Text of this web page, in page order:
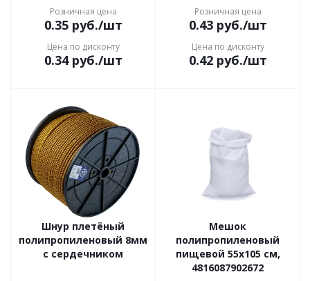
Розничная цена
0.35руб./шт
Цена по дисконту
0.34руб./шт
Розничная цена
0.43руб./шт
Цена по дисконту
0.42руб./шт
Шнур плетёный
полипропиленовый 8мм
с сердечником
Мешок
полипропиленовый
пищевой 55х105 см,
4816087902672